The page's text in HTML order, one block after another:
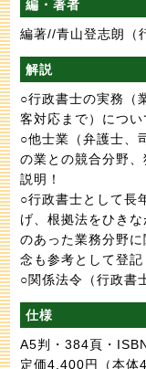
編・著者
編著//青山登志朗（
解説
○行政書士の実務（
客対応まで）につ
○他士業（弁護士、
の業との競合分野
説明！
○行政書士として長
げ、根拠法をひき
のあった業務分野
念も参考として登記
○関係法令（行政書
仕様
A5判・384頁・
定価4,400円
（本体